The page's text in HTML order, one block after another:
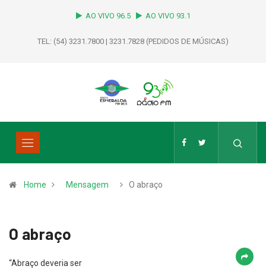
AO VIVO 96.5 AO VIVO 93.1
TEL: (54) 3231.7800 | 3231.7828 (PEDIDOS DE MÚSICAS)
Home Mensagem O abraço
O abraço
“Abraço deveria ser